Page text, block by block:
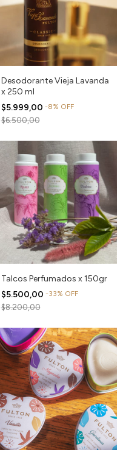
Desodorante Vieja Lavanda
x 250 ml
$5.999,00 -8% OFF
$6.500,00
Talcos Perfumados x 150gr
$5.500,00 -33% OFF
$8.200,00